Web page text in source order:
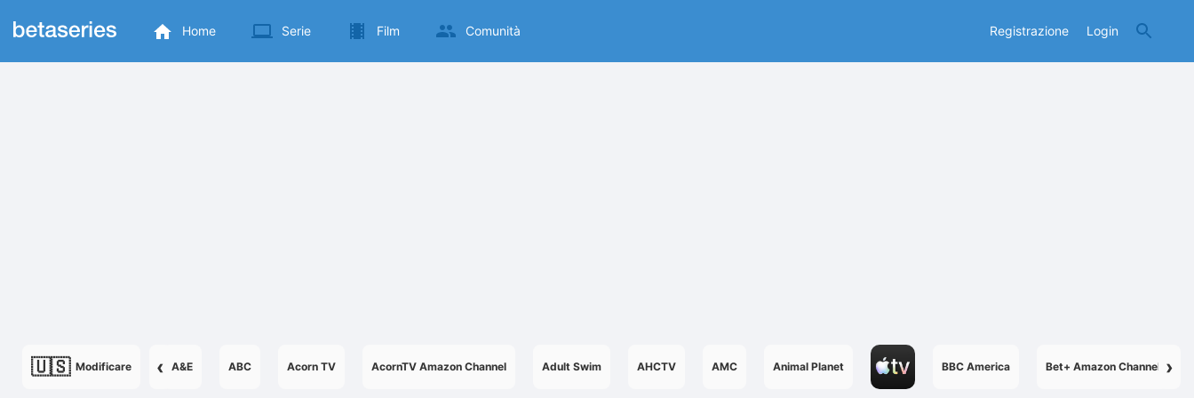
Home Serie Film Comunità Registrazione Login
🇺🇸 Modificare ‹ ›
A&E ABC Acorn TV AcornTV Amazon Channel Adult Swim AHCTV AMC Animal Planet BBC America Bet+ Amazon Channel